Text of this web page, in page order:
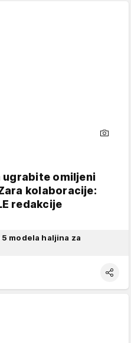
ugrabite omiljeni
kolaboracije:
redakcije
modela haljina za